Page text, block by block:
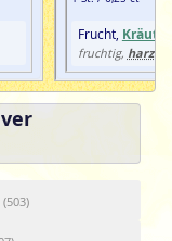
Frucht, Kräuter
fruchtig, harzig
(503)